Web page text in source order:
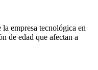
empresa tecnológica en
de edad que afectan a